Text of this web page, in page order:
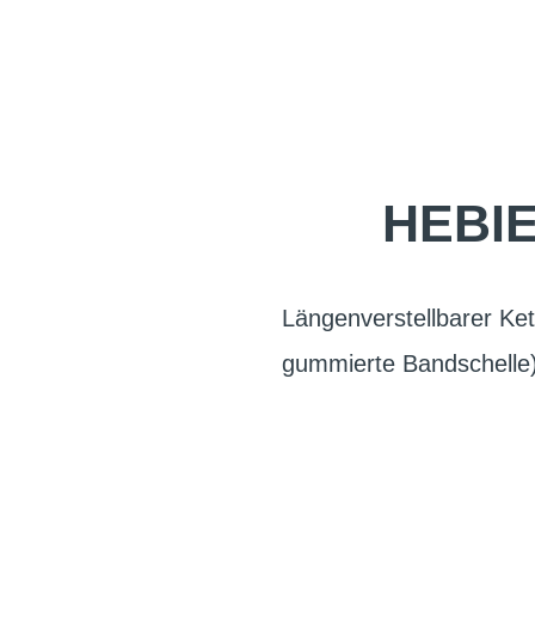
Längenverstellbarer
gummierte